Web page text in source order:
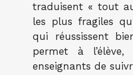
traduisent « tout
les plus fragiles
qui réussissent
permet à
enseignants de